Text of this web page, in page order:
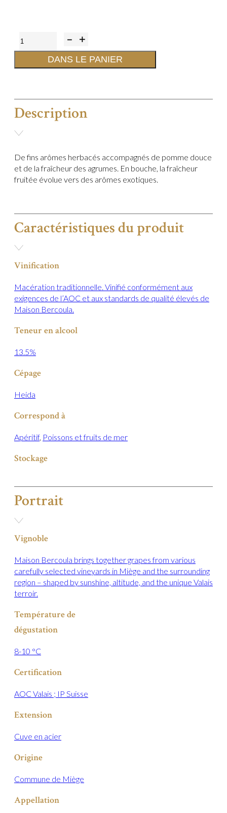
quantité
-
75
DANS LE PANIER
Description
De fins arômes herbacés accompagnés de pomme douce
et de la fraîcheur des agrumes. En bouche, la fraîcheur
fruitée évolue vers des arômes exotiques.
Caractéristiques du produit
Vinification
Macération traditionnelle. Vinifié conformément aux
exigences de l’AOC et aux standards de qualité élevés de
Maison Bercoula.
Teneur en alcool
13.5%
Cépage
Heida
Correspond à
Apéritif, Poissons et fruits de mer
Stockage
Portrait
Vignoble
Maison Bercoula brings together grapes from various
carefully selected vineyards in Miège and the surrounding
region – shaped by sunshine, altitude, and the unique Valais
terroir.
Température de
dégustation
8-10 °C
Certification
AOC Valais ; IP Suisse
Extension
Cuve en acier
Origine
Commune de Miège
Appellation